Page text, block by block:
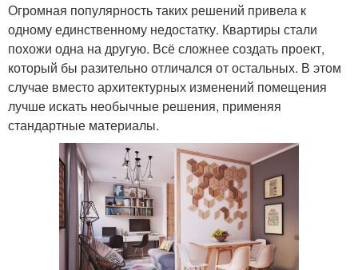
Огромная популярность таких решений привела к
одному единственному недостатку. Квартиры стали
похожи одна на другую. Всё сложнее создать проект,
который бы разительно отличался от остальных. В этом
случае вместо архитектурных изменений помещения
лучше искать необычные решения, применяя
стандартные материалы.